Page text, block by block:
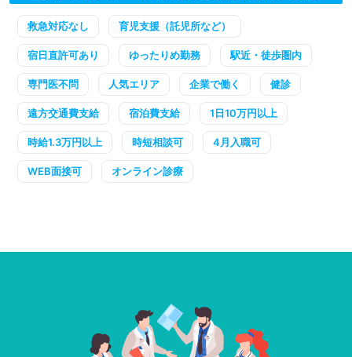
救急対応なし 育児支援（託児所など）
宿日直許可あり ゆったりめ勤務 駅近・徒歩圏内
専門医不問 人気エリア 企業で働く 健診
遠方交通費支給 宿泊費支給 1日10万円以上
時給1.3万円以上 時短相談可 4月入職可
WEB面接可 オンライン診療